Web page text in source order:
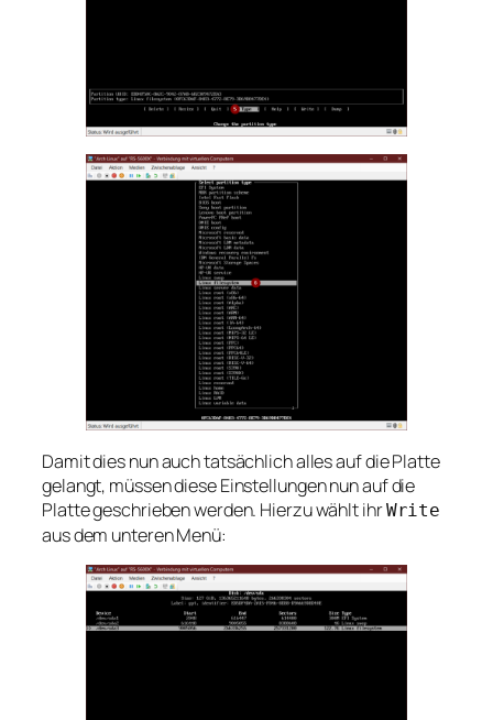
Damit dies nun auch tatsächlich alles auf die Platte
gelangt, müssen diese Einstellungen nun auf die
Platte geschrieben werden. Hierzu wählt ihrWrite
aus dem unteren Menü: